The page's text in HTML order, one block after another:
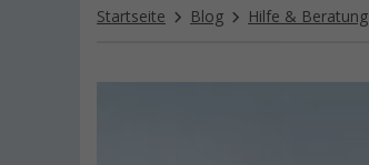
Startseite Blog Hilfe & Beratung